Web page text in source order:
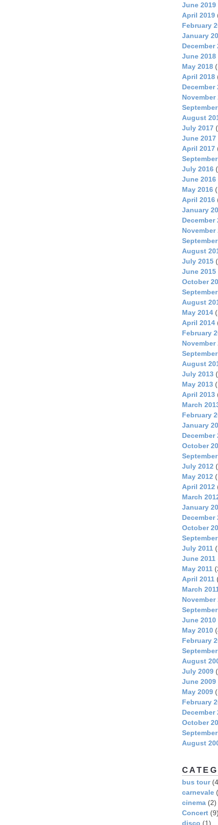
June 2019
April 2019
February
January
December
June 2018
May 2018
April 2018
December
November
August
July 2017
June 2017
April 2017
July 2016
June 2016
May 2016
April 2016
January
December
November
August
July 2015
June 2015
October
August
May 2014
April 2014
February
November
August
July 2013
May 2013
April 2013
March
February
January
December
October
July 2012
May 2012
April 2012
March
January
December
October
July 2011
June 2011
May 2011
April 2011
March
November
June 2010
May 2010
February
August
July 2009
June 2009
May 2009
February
December
October
August
bus tour
carnevale
cinema (2)
Concert
disco (1)